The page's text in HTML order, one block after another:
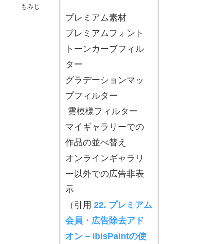
もみじ
プレミアム素材
プレミアムフォント
トーンカーブフィル
ター
グラデーションマッ
プフィルター
雲模様フィルター
マイギャラリーでの
作品の並べ替え
オンラインギャラリ
ー以外での広告非表
示
（引用22. プレミアム
会員・広告除去アド
オン – ibisPaintの使